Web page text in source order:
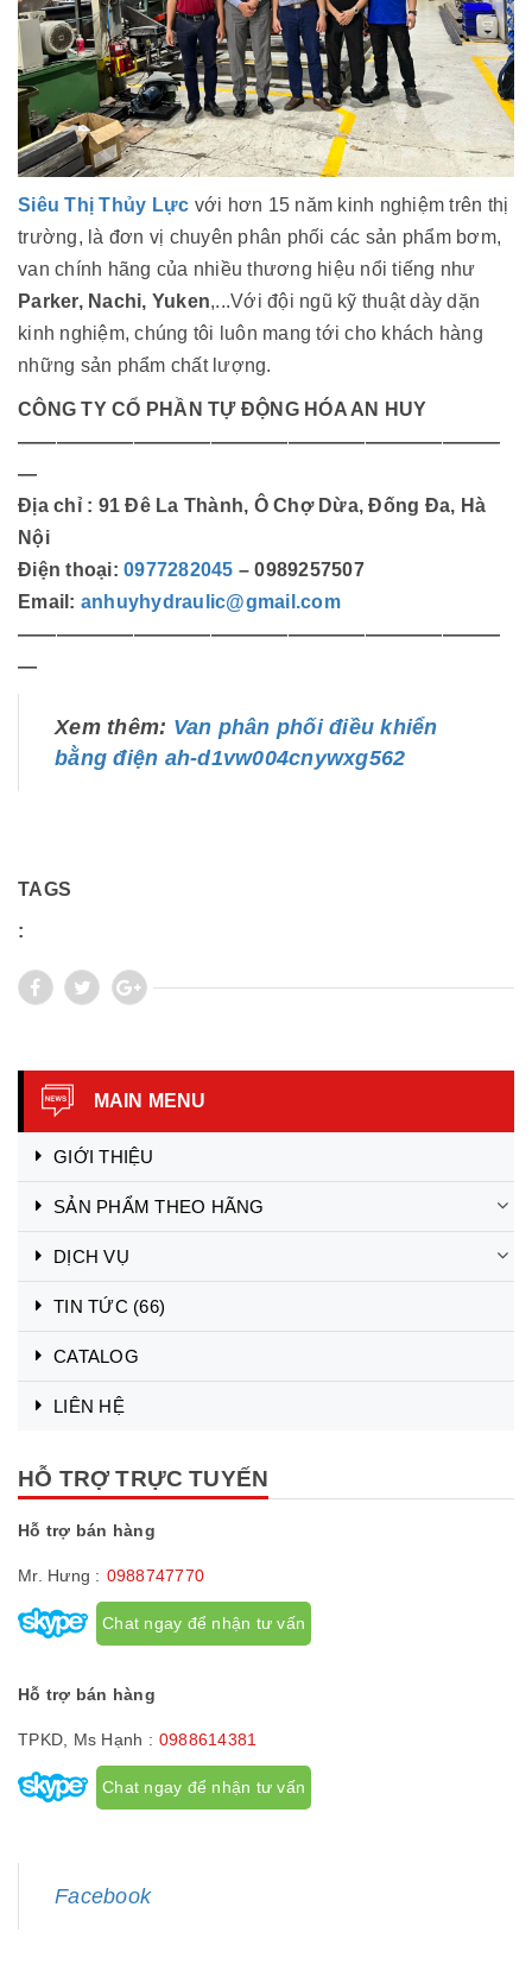
Siêu Thị Thủy Lực với hơn 15 năm kinh nghiệm trên thị
trường, là đơn vị chuyên phân phối các sản phẩm bơm,
van chính hãng của nhiều thương hiệu nổi tiếng như
Parker, Nachi, Yuken,...Với đội ngũ kỹ thuật dày dặn
kinh nghiệm, chúng tôi luôn mang tới cho khách hàng
những sản phẩm chất lượng.
CÔNG TY CỔ PHẦN TỰ ĐỘNG HÓA AN HUY
—————————————————————————
—
Địa chỉ : 91 Đê La Thành, Ô Chợ Dừa, Đống Đa, Hà
Nội
Điện thoại: 0977282045 – 0989257507
Email: anhuyhydraulic@gmail.com
—————————————————————————
—
Xem thêm: Van phân phối điều khiển
bằng điện ah-d1vw004cnywxg562
TAGS
:
MAIN MENU
GIỚI THIỆU
SẢN PHẨM THEO HÃNG
DỊCH VỤ
TIN TỨC (66)
CATALOG
LIÊN HỆ
HỖ TRỢ TRỰC TUYẾN
Hỗ trợ bán hàng
Mr. Hưng : 0988747770
Chat ngay để nhận tư vấn
Hỗ trợ bán hàng
TPKD, Ms Hạnh : 0988614381
Chat ngay để nhận tư vấn
Facebook